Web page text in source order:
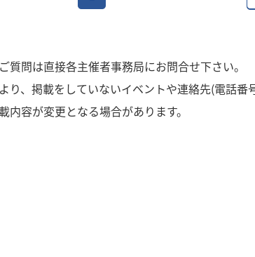
質問は直接各主催者事務局にお問合せ下さい。
り、掲載をしていないイベントや連絡先(電話番
内容が変更となる場合があります。